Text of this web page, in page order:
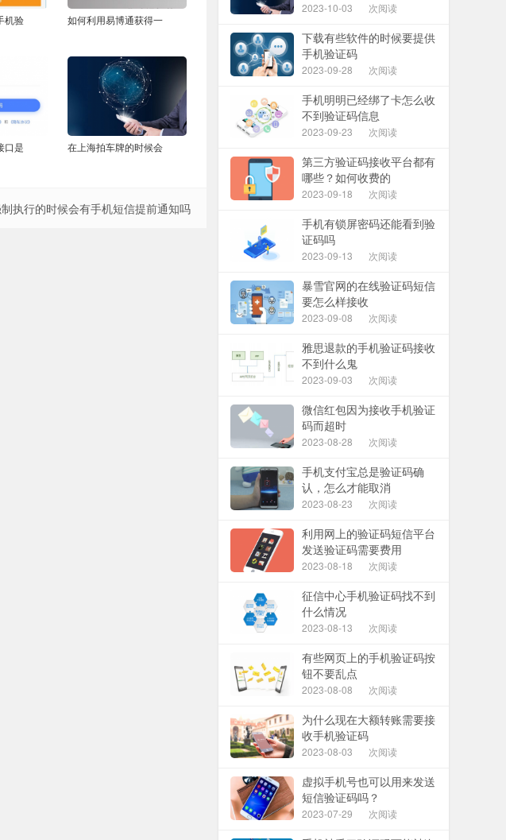
机验 如何利用易博通获得一
口是 在上海拍车牌的时候会
执行的时候会有手机短信提前通知吗
2023-10-03 次阅读
下载有些软件的时候要提供
手机验证码
2023-09-28 次阅读
手机明明已经绑了卡怎么收
不到验证码信息
2023-09-23 次阅读
第三方验证码接收平台都有
哪些？如何收费的
2023-09-18 次阅读
手机有锁屏密码还能看到验
证码吗
2023-09-13 次阅读
暴雪官网的在线验证码短信
要怎么样接收
2023-09-08 次阅读
雅思退款的手机验证码接收
不到什么鬼
2023-09-03 次阅读
微信红包因为接收手机验证
码而超时
2023-08-28 次阅读
手机支付宝总是验证码确
认，怎么才能取消
2023-08-23 次阅读
利用网上的验证码短信平台
发送验证码需要费用
2023-08-18 次阅读
征信中心手机验证码找不到
什么情况
2023-08-13 次阅读
有些网页上的手机验证码按
钮不要乱点
2023-08-08 次阅读
为什么现在大额转账需要接
收手机验证码
2023-08-03 次阅读
虚拟手机号也可以用来发送
短信验证码吗？
2023-07-29 次阅读